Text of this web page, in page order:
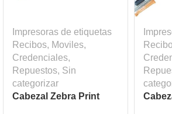
Impresoras de etiquetas
Recibos, Moviles,
Credenciales,
Repuestos, Sin
categorizar
Cabezal Zebra Print